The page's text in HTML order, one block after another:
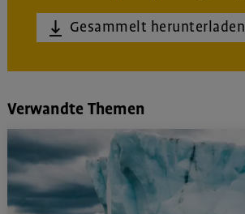
Gesammelt herunterladen
Verwandte Themen